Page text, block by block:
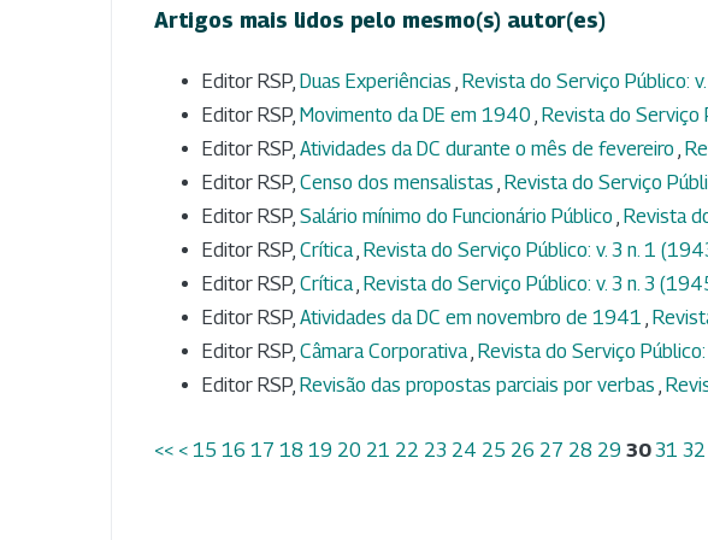
Artigos mais lidos pelo mesmo(s) autor(es)
Editor RSP, Duas Experiências , Revista do Serviço Público:
Editor RSP, Movimento da DE em 1940 , Revista do Serviço
Editor RSP, Atividades da DC durante o mês de fevereiro ,
Editor RSP, Censo dos mensalistas , Revista do Serviço
Editor RSP, Salário mínimo do Funcionário Público , Revista
Editor RSP, Crítica, Revista do Serviço Público: v. 3 n. 1
Editor RSP, Crítica, Revista do Serviço Público: v. 3 n. 3
Editor RSP, Atividades da DC em novembro de 1941 ,
Editor RSP, Câmara Corporativa, Revista do Serviço
Editor RSP, Revisão das propostas parciais por verbas ,
<< < 15 16 17 18 19 20 21 22 23 24 25 26 27 28 29 30 31 32